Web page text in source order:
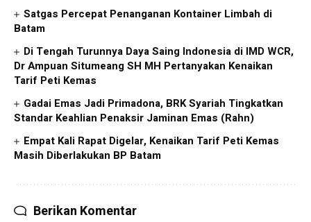
Satgas Percepat Penanganan Kontainer Limbah di
Batam
Di Tengah Turunnya Daya Saing Indonesia di IMD WCR,
Dr Ampuan Situmeang SH MH Pertanyakan Kenaikan
Tarif Peti Kemas
Gadai Emas Jadi Primadona, BRK Syariah Tingkatkan
Standar Keahlian Penaksir Jaminan Emas (Rahn)
Empat Kali Rapat Digelar, Kenaikan Tarif Peti Kemas
Masih Diberlakukan BP Batam
Berikan Komentar